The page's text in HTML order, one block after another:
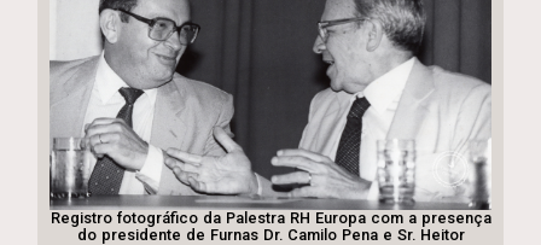
Registro fotográfico da Palestra RH Europa com a presença
do presidente de Furnas Dr. Camilo Pena e Sr. Heitor